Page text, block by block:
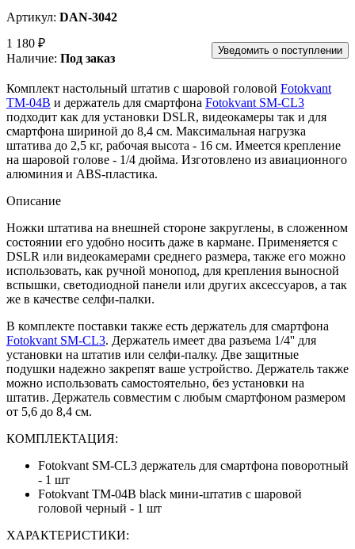
Артикул: DAN-3042
1 180 ₽
Наличие: Под заказ
Уведомить о поступлении
Комплект настольный штатив c шаровой головой Fotokvant
TM-04B и держатель для смартфона Fotokvant SM-CL3
подходит как для установки DSLR, видеокамеры так и для
смартфона шириной до 8,4 см. Максимальная нагрузка
штатива до 2,5 кг, рабочая высота - 16 см. Имеется крепление
на шаровой голове - 1/4 дюйма. Изготовлено из авиационного
алюминия и ABS-пластика.
Описание
Ножки штатива на внешней стороне закруглены, в сложенном
состоянии его удобно носить даже в кармане. Применяется с
DSLR или видеокамерами среднего размера, также его можно
использовать, как ручной монопод, для крепления выносной
вспышки, светодиодной панели или других аксессуаров, а так
же в качестве селфи-палки.
В комплекте поставки также есть держатель для смартфона
Fotokvant SM-CL3. Держатель имеет два разъема 1/4'' для
установки на штатив или селфи-палку. Две защитные
подушки надежно закрепят ваше устройство. Держатель также
можно использовать самостоятельно, без установки на
штатив. Держатель совместим с любым смартфоном размером
от 5,6 до 8,4 см.
КОМПЛЕКТАЦИЯ:
Fotokvant SM-CL3 держатель для смартфона поворотный
- 1 шт
Fotokvant TM-04B black мини-штатив с шаровой
головой черный - 1 шт
ХАРАКТЕРИСТИКИ: